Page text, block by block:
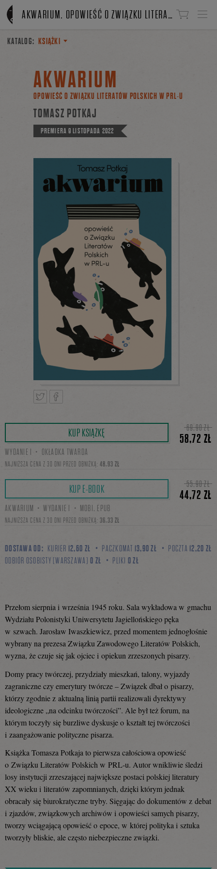
Linki do przejścia
AKWARIUM. OPOWIEŚĆ O ZWIĄZKU LITERATÓW POLSKICH W PRL-U
KATALOG: KSIĄŻKI
AKWARIUM
OPOWIEŚĆ O ZWIĄZKU LITERATÓW POLSKICH W PRL-U
TOMASZ POTKAJ
PREMIERA9 LISTOPADA 2022
TweetnijPodziel
się
na
KUP KSIĄŻKĘ 69,90 ZŁ
58,72 ZŁ
WYDANIE I・OKŁADKA TWARDA
NAJNIŻSZA CENA Z 30 DNI PRZED OBNIŻKĄ: 48,93 ZŁ
KUP E-BOOK 55,90 ZŁ
44,72 ZŁ
AKWARIUM・WYDANIE I・MOBI, EPUB
NAJNIŻSZA CENA Z 30 DNI PRZED OBNIŻKĄ: 36,33 ZŁ
DOSTAWA OD: KURIER 12,60 ZŁ PACZKOMAT 13,90 ZŁ POCZTA 12,20 ZŁ
ODBIÓR OSOBISTY (WARSZAWA) 0 ZŁ PLIKI 0 ZŁ
Przełom sierpnia i września 1945 roku. Sala wykładowa w gmachu
Wydziału Polonistyki Uniwersytetu Jagiellońskiego pęka
w szwach. Jarosław Iwaszkiewicz, przed momentem jednogłośnie
wybrany na prezesa Związku Zawodowego Literatów Polskich,
wyzna, że czuje się jak ojciec i opiekun zrzeszonych pisarzy.
Domy pracy twórczej, przydziały mieszkań, talony, wyjazdy
zagraniczne czy emerytury twórcze – Związek dbał o pisarzy,
którzy zgodnie z aktualną linią partii realizowali dyrektywy
ideologiczne „na odcinku twórczości”. Ale był też forum, na
którym toczyły się burzliwe dyskusje o kształt tej twórczości
i zaangażowanie polityczne pisarza.
Książka Tomasza Potkaja to pierwsza całościowa opowieść
o Związku Literatów Polskich w PRL-u. Autor wnikliwie śledzi
losy instytucji zrzeszającej największe postaci polskiej literatury
XX wieku i literatów zapomnianych, dzięki którym jednak
obracały się biurokratyczne tryby. Sięgając do dokumentów z debat
i zjazdów, związkowych archiwów i opowieści samych pisarzy,
tworzy wciągającą opowieść o epoce, w której polityka i sztuka
tworzyły bliskie, ale często niebezpieczne związki.